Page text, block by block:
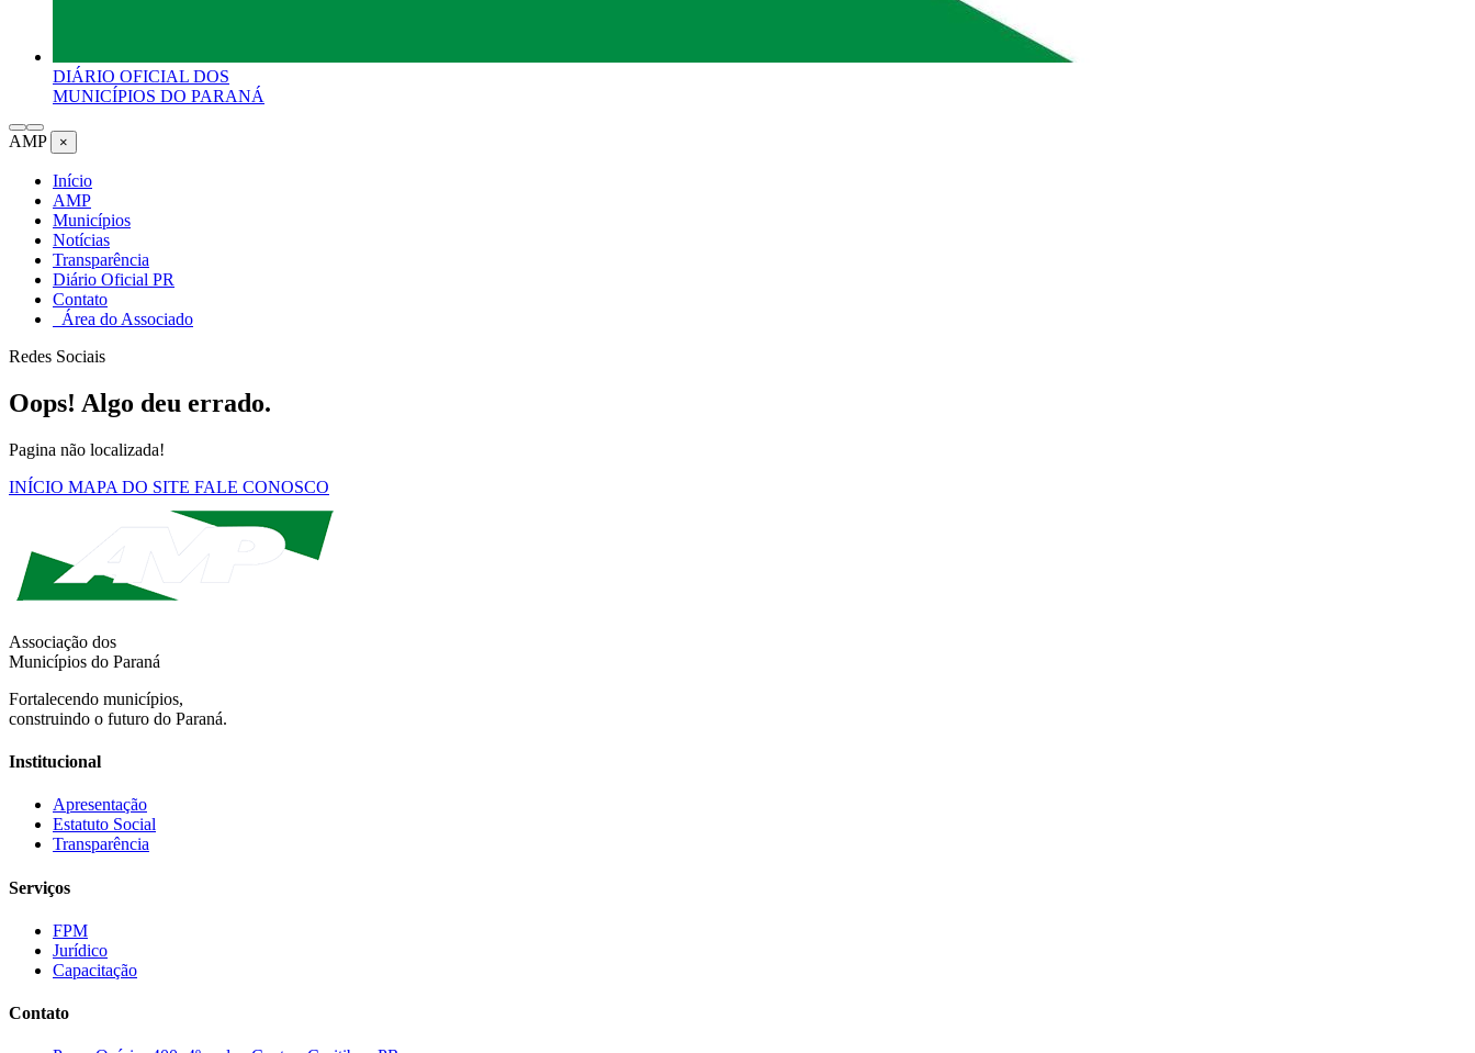
DIÁRIO OFICIAL DOS
MUNICÍPIOS DO PARANÁ
AMP ×
Início
AMP
Municípios
Notícias
Transparência
Diário Oficial PR
Contato
Área do Associado
Redes Sociais
Oops! Algo deu errado.
Pagina não localizada!
INÍCIO MAPA DO SITE FALE CONOSCO
Associação dos
Municípios do Paraná
Fortalecendo municípios,
construindo o futuro do Paraná.
Institucional
Apresentação
Estatuto Social
Transparência
Serviços
FPM
Jurídico
Capacitação
Contato